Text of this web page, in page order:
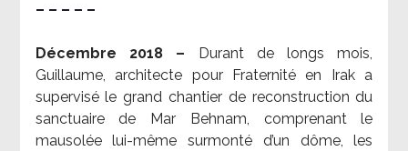
– – – – –
Décembre 2018 –
Durant de longs mois,
Guillaume, architecte pour Fraternité en Irak a
supervisé le grand chantier de reconstruction du
sanctuaire de Mar Behnam, comprenant le
mausolée lui-même surmonté d’un dôme, les